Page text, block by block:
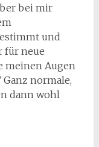
bei mir
und
für neue
meinen Augen
normale,
dann wohl